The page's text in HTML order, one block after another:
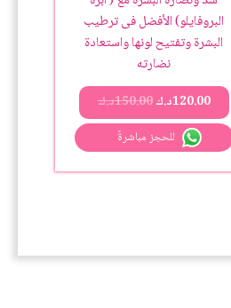
البروفايلو) الأفضل فى ترطيب
البشرة وتفتيح لونها واستعادة
نضارته
150.00د.ك 120.00د.ك
للحجز مباشرةً